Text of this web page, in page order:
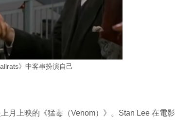
》中客串扮演自己
月上映的《猛毒（Venom）》。Stan Lee 在電影